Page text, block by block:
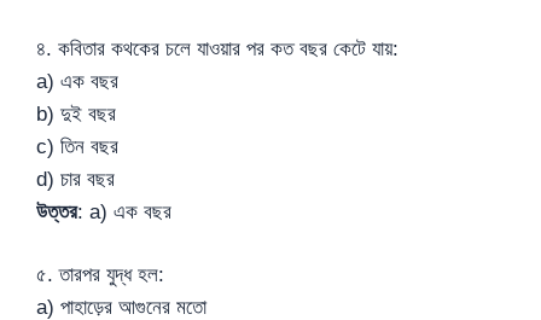
৪. কবিতার কথকের চলে যাওয়ার পর কত বছর কেটে যায়:
a) এক বছর
b) দুই বছর
c) তিন বছর
d) চার বছর
উত্তর: a) এক বছর
৫. তারপর যুদ্ধ হল:
a) পাহাড়ের আগুনের মতো